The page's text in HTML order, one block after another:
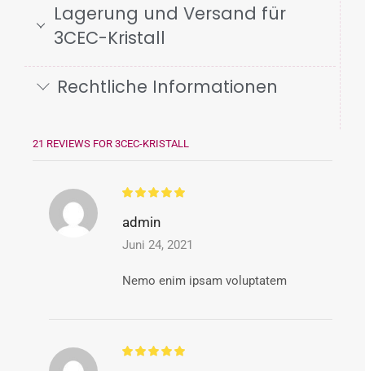
Lagerung und Versand für
3CEC-Kristall
Rechtliche Informationen
21 REVIEWS FOR 3CEC-KRISTALL
admin
Juni 24, 2021
Nemo enim ipsam voluptatem